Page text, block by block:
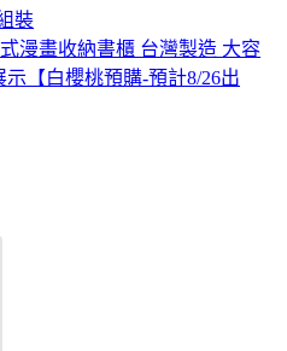
裝
漫畫收納書櫃 台灣製造 大容
【白櫻桃預購-預計8/26出